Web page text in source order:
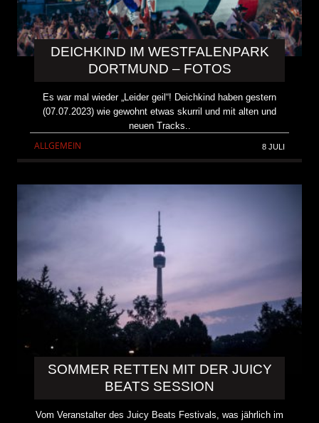
DEICHKIND IM WESTFALENPARK
DORTMUND – FOTOS
Es war mal wieder „Leider geil“! Deichkind haben gestern
(07.07.2023) wie gewohnt etwas skurril und mit alten und
neuen Tracks..
ALLGEMEIN 8 JULI
SOMMER RETTEN MIT DER JUICY
BEATS SESSION
Vom Veranstalter des Juicy Beats Festivals, was jährlich im